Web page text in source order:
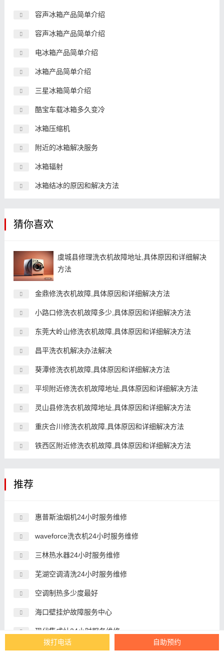
容声冰箱产品简单介绍
容声冰箱产品简单介绍
电冰箱产品简单介绍
冰箱产品简单介绍
三星冰箱简单介绍
酷宝车载冰箱多久变冷
冰箱压缩机
附近的冰箱解决服务
冰箱辐射
冰箱结冰的原因和解决方法
猜你喜欢
虞城县修理洗衣机故障地址,具体原因和详细解决
方法
金鼎修洗衣机故障,具体原因和详细解决方法
小路口修洗衣机故障多少,具体原因和详细解决方法
东莞大岭山修洗衣机故障,具体原因和详细解决方法
昌平洗衣机解决办法解决
葵潭修洗衣机故障,具体原因和详细解决方法
平坝附近修洗衣机故障地址,具体原因和详细解决方法
灵山县修洗衣机故障地址,具体原因和详细解决方法
重庆合川修洗衣机故障,具体原因和详细解决方法
铁西区附近修洗衣机故障,具体原因和详细解决方法
推荐
惠普斯油烟机24小时服务维修
waveforce洗衣机24小时服务维修
三林热水器24小时服务维修
芜湖空调清洗24小时服务维修
空调制热多少度最好
海口壁挂炉故障服务中心
现代集成灶24小时服务维修
空调结霜
拨打电话 自助预约